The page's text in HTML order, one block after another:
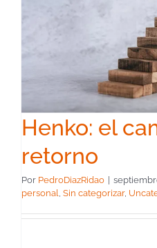
Henko: el
retorno
Por PedroDiazRidao |
personal Sin categorizar,